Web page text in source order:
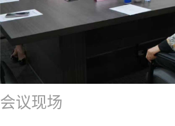
会议现场